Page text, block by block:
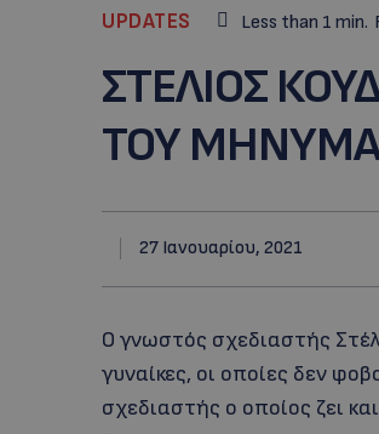
UPDATES Less than 1 min.
ΣΤΕΛΙΟΣ
ΤΟΥ ΜΗΝΥΜΑ
27 Ιανουαρίου, 2021
Ο γνωστός σχεδιαστής
γυναίκες, οι οποίες δεν
σχεδιαστής ο οποίος ζει